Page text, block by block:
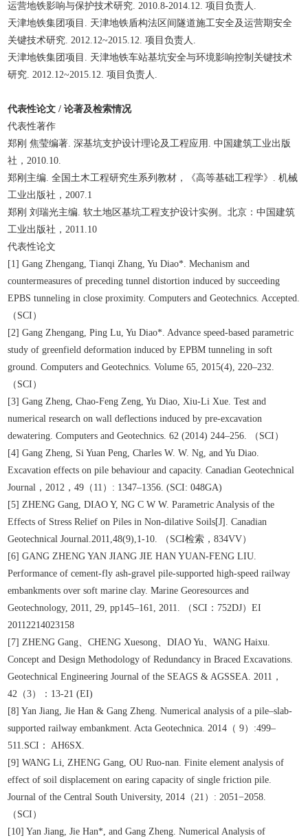
运营地铁影响与保护技术研究. 2010.8-2014.12. 项目负责人.
天津地铁集团项目. 天津地铁盾构法区间隧道施工安全及运营期安全
关键技术研究. 2012.12~2015.12. 项目负责人.
天津地铁集团项目. 天津地铁车站基坑安全与环境影响控制关键技术
研究. 2012.12~2015.12. 项目负责人.
代表性论文 / 论著及检索情况
代表性著作
郑刚 焦莹编著. 深基坑支护设计理论及工程应用. 中国建筑工业出版
社，2010.10.
郑刚主编. 全国土木工程研究生系列教材，《高等基础工程学》. 机械
工业出版社，2007.1
郑刚 刘瑞光主编. 软土地区基坑工程支护设计实例。北京：中国建筑
工业出版社，2011.10
代表性论文
[1] Gang Zhengang, Tianqi Zhang, Yu Diao*. Mechanism and
countermeasures of preceding tunnel distortion induced by succeeding
EPBS tunneling in close proximity. Computers and Geotechnics. Accepted.
（SCI）
[2] Gang Zhengang, Ping Lu, Yu Diao*. Advance speed-based parametric
study of greenfield deformation induced by EPBM tunneling in soft
ground. Computers and Geotechnics. Volume 65, 2015(4), 220–232.
（SCI）
[3] Gang Zheng, Chao-Feng Zeng, Yu Diao, Xiu-Li Xue. Test and
numerical research on wall deflections induced by pre-excavation
dewatering. Computers and Geotechnics. 62 (2014) 244–256. （SCI）
[4] Gang Zheng, Si Yuan Peng, Charles W. W. Ng, and Yu Diao.
Excavation effects on pile behaviour and capacity. Canadian Geotechnical
Journal，2012，49（11）: 1347–1356. (SCI: 048GA)
[5] ZHENG Gang, DIAO Y, NG C W W. Parametric Analysis of the
Effects of Stress Relief on Piles in Non-dilative Soils[J]. Canadian
Geotechnical Journal.2011,48(9),1-10. （SCI检索，834VV）
[6] GANG ZHENG YAN JIANG JIE HAN YUAN-FENG LIU.
Performance of cement-fly ash-gravel pile-supported high-speed railway
embankments over soft marine clay. Marine Georesources and
Geotechnology, 2011, 29, pp145–161, 2011. （SCI：752DJ）EI
20112214023158
[7] ZHENG Gang、CHENG Xuesong、DIAO Yu、WANG Haixu.
Concept and Design Methodology of Redundancy in Braced Excavations.
Geotechnical Engineering Journal of the SEAGS & AGSSEA. 2011，
42（3）：13-21 (EI)
[8] Yan Jiang, Jie Han & Gang Zheng. Numerical analysis of a pile–slab-
supported railway embankment. Acta Geotechnica. 2014（ 9）:499–
511.SCI： AH6SX.
[9] WANG Li, ZHENG Gang, OU Ruo-nan. Finite element analysis of
effect of soil displacement on earing capacity of single friction pile.
Journal of the Central South University, 2014（21）: 2051−2058.
（SCI）
[10] Yan Jiang, Jie Han*, and Gang Zheng. Numerical Analysis of